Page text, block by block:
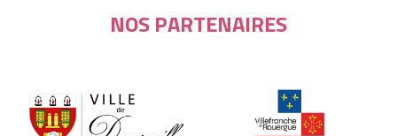
NOS PARTENAIRES